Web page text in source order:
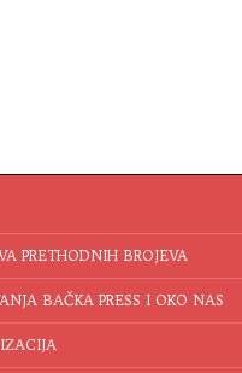
PRETHODNIH BROJEVA
BAČKA PRESS I OKO NAS